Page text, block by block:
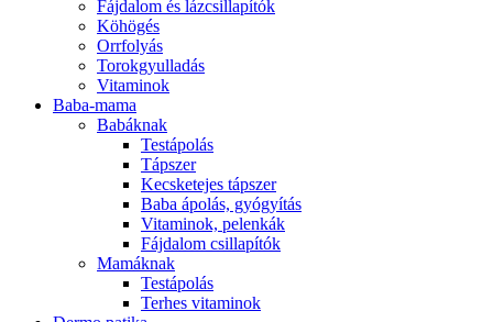
Fájdalom és lázcsillapítók
Köhögés
Orrfolyás
Torokgyulladás
Vitaminok
Baba-mama
Babáknak
Testápolás
Tápszer
Kecsketejes tápszer
Baba ápolás, gyógyítás
Vitaminok, pelenkák
Fájdalom csillapítók
Mamáknak
Testápolás
Terhes vitaminok